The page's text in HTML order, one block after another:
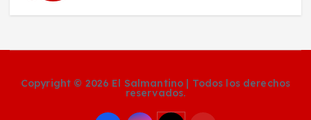
Copyright © 2026 El Salmantino | Todos los derechos
reservados.